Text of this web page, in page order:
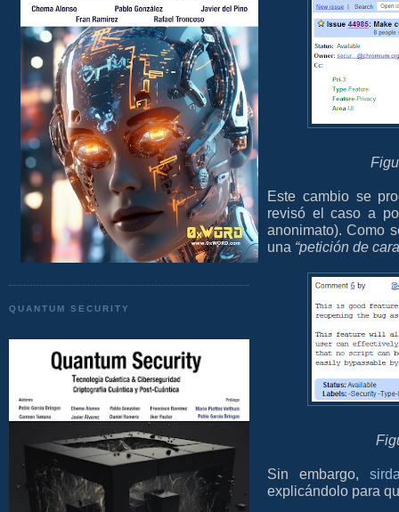
QUANTUM SECURITY
Este cambio se
revisó el caso a
anonimato). Como
una “petición de
Sin embargo,
explicándolo para